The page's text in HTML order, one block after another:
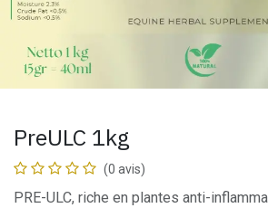
PreULC 1kg
(0 avis)
PRE-ULC, riche en plantes anti-